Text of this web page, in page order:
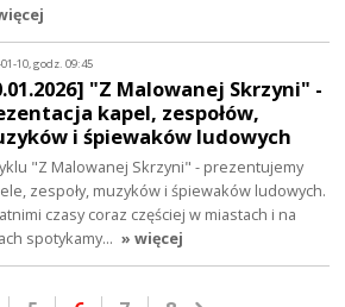
01-10, godz. 09:45
"Z Malowanej Skrzyni" -
kapel, zespołów,
i śpiewaków ludowych
"Z Malowanej Skrzyni" - prezentujemy
zespoły, muzyków i śpiewaków ludowych.
czasy coraz częściej w miastach i na
spotykamy… » więcej